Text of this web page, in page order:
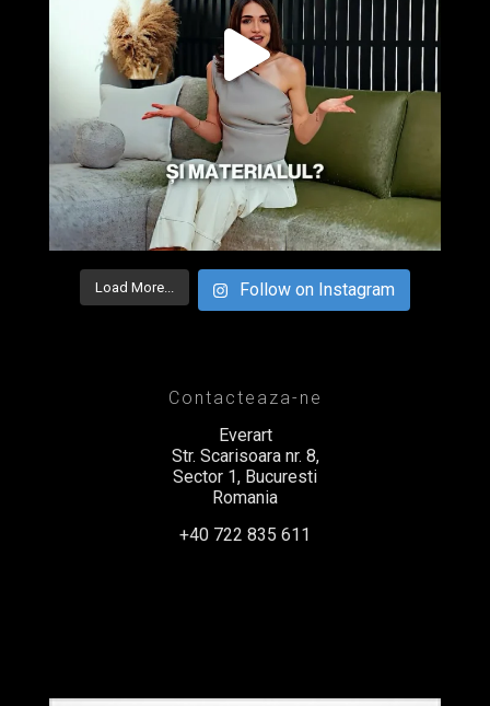
Load More... Follow on Instagram
Contacteaza-ne
Everart
Str. Scarisoara nr. 8,
Sector 1, Bucuresti
Romania
+40 722 835 611